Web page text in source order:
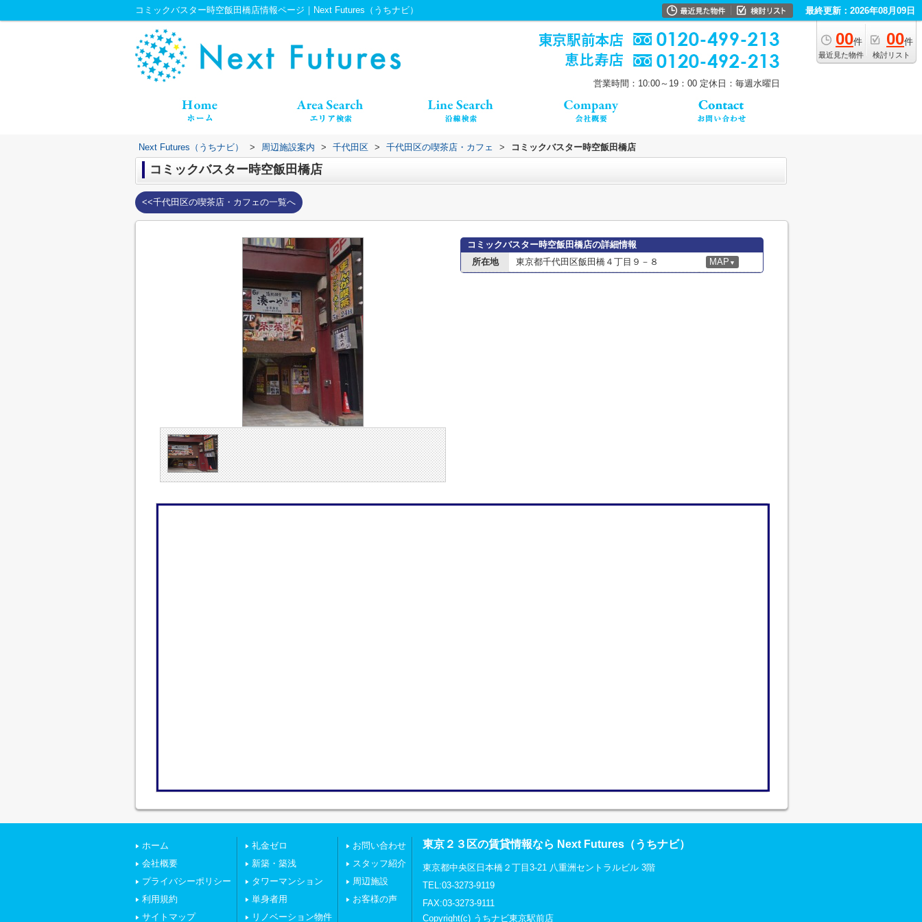
コミックバスター時空飯田橋店情報ページ｜Next Futures（うちナビ） 最終更新：2026年08月09日
00件
最近見た物件
00件
検討リスト
営業時間：10:00～19：00 定休日：毎週水曜日
Next Futures（うちナビ） > 周辺施設案内 > 千代田区 > 千代田区の喫茶店・カフェ > コミックバスター時空飯田橋店
コミックバスター時空飯田橋店
<<千代田区の喫茶店・カフェの一覧へ
コミックバスター時空飯田橋店の詳細情報
所在地
東京都千代田区飯田橋４丁目９－８ MAP ▼
ホーム
会社概要
プライバシーポリシー
利用規約
サイトマップ
礼金ゼロ
新築・築浅
タワーマンション
単身者用
リノベーション物件
お問い合わせ
スタッフ紹介
周辺施設
お客様の声
東京２３区の賃貸情報なら Next Futures（うちナビ）
東京都中央区日本橋２丁目3-21 八重洲セントラルビル 3階
TEL:03-3273-9119
FAX:03-3273-9111
Copyright(c) うちナビ東京駅前店